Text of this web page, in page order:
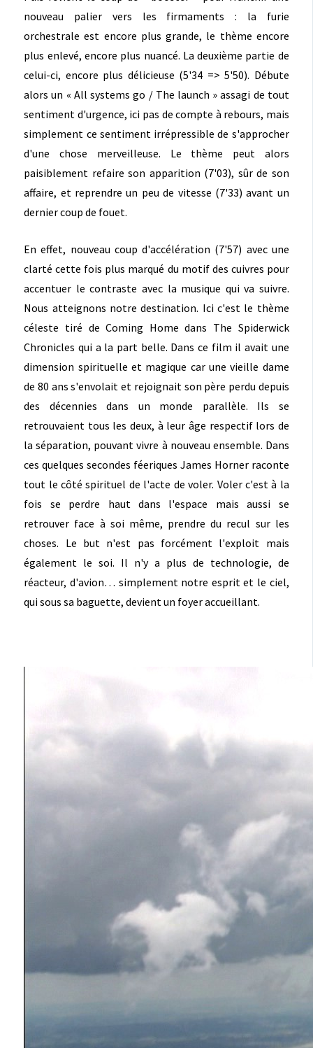
nouveau palier vers les firmaments : la furie
orchestrale est encore plus grande, le thème encore
plus enlevé, encore plus nuancé. La deuxième partie de
celui-ci, encore plus délicieuse (5'34 => 5'50). Débute
alors un « All systems go / The launch » assagi de tout
sentiment d'urgence, ici pas de compte à rebours, mais
simplement ce sentiment irrépressible de s'approcher
d'une chose merveilleuse. Le thème peut alors
paisiblement refaire son apparition (7'03), sûr de son
affaire, et reprendre un peu de vitesse (7'33) avant un
dernier coup de fouet.
En effet, nouveau coup d'accélération (7'57) avec une
clarté cette fois plus marqué du motif des cuivres pour
accentuer le contraste avec la musique qui va suivre.
Nous atteignons notre destination. Ici c'est le thème
céleste tiré de Coming Home dans The Spiderwick
Chronicles qui a la part belle. Dans ce film il avait une
dimension spirituelle et magique car une vieille dame
de 80 ans s'envolait et rejoignait son père perdu depuis
des décennies dans un monde parallèle. Ils se
retrouvaient tous les deux, à leur âge respectif lors de
la séparation, pouvant vivre à nouveau ensemble. Dans
ces quelques secondes féeriques James Horner raconte
tout le côté spirituel de l'acte de voler. Voler c'est à la
fois se perdre haut dans l'espace mais aussi se
retrouver face à soi même, prendre du recul sur les
choses. Le but n'est pas forcément l'exploit mais
également le soi. Il n'y a plus de technologie, de
réacteur, d'avion… simplement notre esprit et le ciel,
qui sous sa baguette, devient un foyer accueillant.